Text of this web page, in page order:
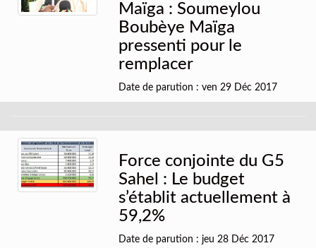
Maïga : Soumeylou
Boubèye Maïga
pressenti pour le
remplacer
Date de parution : ven 29 Déc 2017
Force conjointe du G5
Sahel : Le budget
s’établit actuellement à
59,2%
Date de parution : jeu 28 Déc 2017